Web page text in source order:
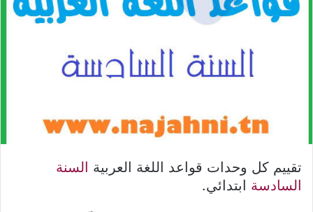
تقييم كل وحدات قواعد اللغة العربية السنة
السادسة ابتدائي.